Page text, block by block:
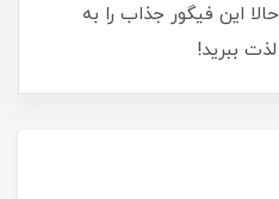
این فیگور جذاب را به
ببرید!